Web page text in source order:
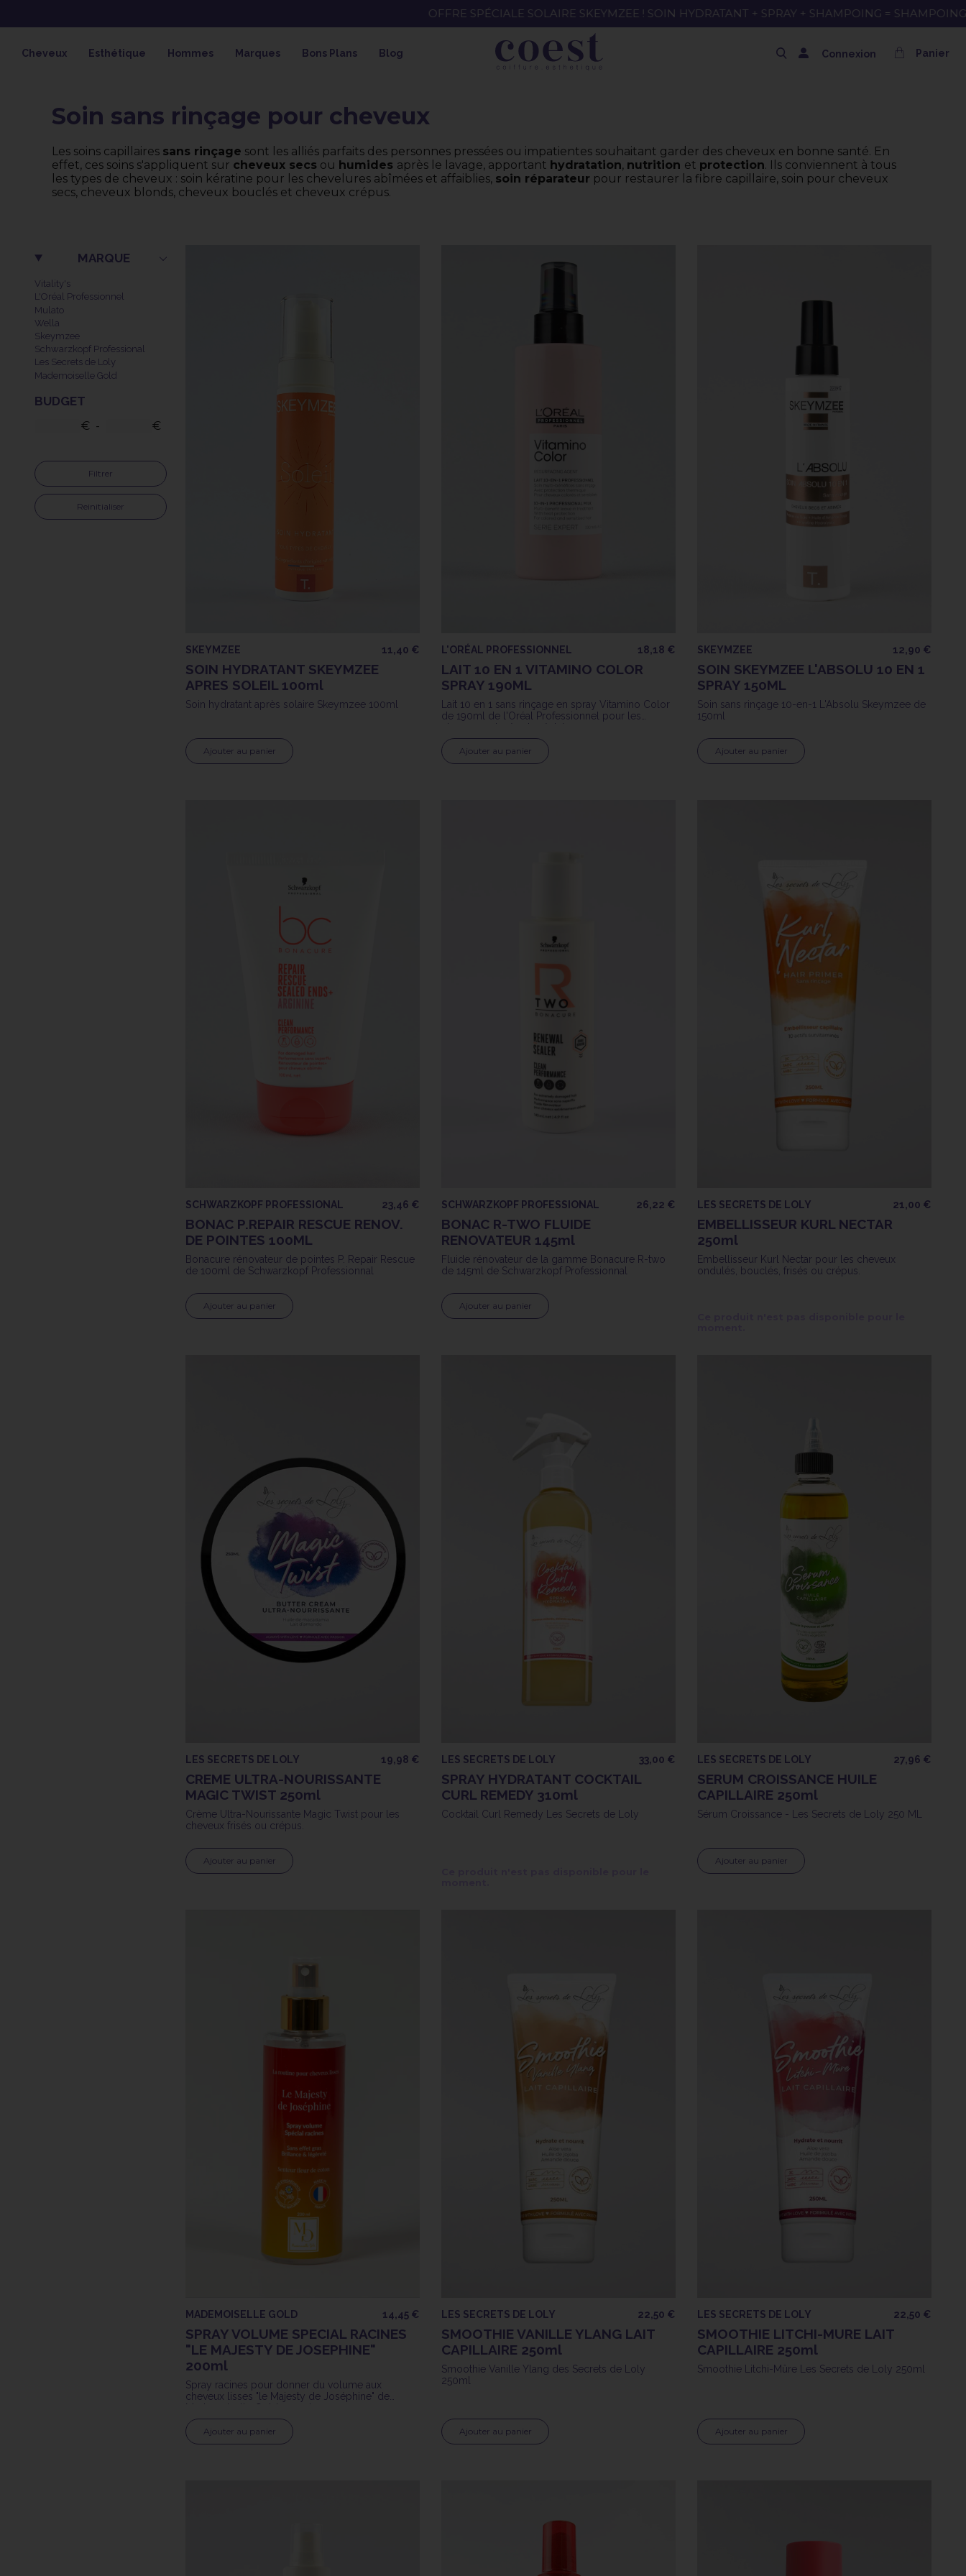
OFFRE SPÉCIALE SOLAIRE SKEYMZEE ! SOIN HYDRATANT + SPRAY + SHAMPOING = SHAMPOING OFFERT AVEC LE CODE SOLAIRE
Cheveux Esthétique Hommes Marques Bons Plans Blog Connexion Panier
Soin sans rinçage pour cheveux
Les soins capillaires sans rinçage sont les alliés parfaits des personnes pressées ou impatientes souhaitant garder des cheveux en bonne santé. En
effet, ces soins s'appliquent sur cheveux secs ou humides après le lavage, apportant hydratation, nutrition et protection. Ils conviennent à tous
les types de cheveux : soin kératine pour les chevelures abîmées et affaiblies, soin réparateur pour restaurer la fibre capillaire, soin pour cheveux
secs, cheveux blonds, cheveux bouclés et cheveux crépus.
MARQUE
Vitality's
L'Oréal Professionnel
Mulato
Wella
Skeymzee
Schwarzkopf Professional
Les Secrets de Loly
Mademoiselle Gold
BUDGET
€ - €
Filtrer
Reinitialiser
SKEYMZEE 11,40 €
SOIN HYDRATANT SKEYMZEE
APRES SOLEIL 100ml
Soin hydratant après solaire Skeymzee 100ml
Ajouter au panier
L'ORÉAL PROFESSIONNEL 18,18 €
LAIT 10 EN 1 VITAMINO COLOR
SPRAY 190ML
Lait 10 en 1 sans rinçage en spray Vitamino Color
de 190ml de l'Oréal Professionnel pour les
cheveux colorés et méchés
Ajouter au panier
SKEYMZEE 12,90 €
SOIN SKEYMZEE L'ABSOLU 10 EN 1
SPRAY 150ML
Soin sans rinçage 10-en-1 L'Absolu Skeymzee de
150ml
Ajouter au panier
SCHWARZKOPF PROFESSIONAL 23,46 €
BONAC P.REPAIR RESCUE RENOV.
DE POINTES 100ML
Bonacure rénovateur de pointes P. Repair Rescue
de 100ml de Schwarzkopf Professionnal
Ajouter au panier
SCHWARZKOPF PROFESSIONAL 26,22 €
BONAC R-TWO FLUIDE
RENOVATEUR 145ml
Fluide rénovateur de la gamme Bonacure R-two
de 145ml de Schwarzkopf Professionnal
Ajouter au panier
LES SECRETS DE LOLY 21,00 €
EMBELLISSEUR KURL NECTAR
250ml
Embellisseur Kurl Nectar pour les cheveux
ondulés, bouclés, frisés ou crépus.
LES SECRETS DE LOLY 19,98 €
CREME ULTRA-NOURISSANTE
MAGIC TWIST 250ml
Crème Ultra-Nourissante Magic Twist pour les
cheveux frisés ou crépus.
Ajouter au panier
LES SECRETS DE LOLY 33,00 €
SPRAY HYDRATANT COCKTAIL
CURL REMEDY 310ml
Cocktail Curl Remedy Les Secrets de Loly
LES SECRETS DE LOLY 27,96 €
SERUM CROISSANCE HUILE
CAPILLAIRE 250ml
Sérum Croissance - Les Secrets de Loly 250 ML
Ajouter au panier
MADEMOISELLE GOLD 14,45 €
SPRAY VOLUME SPECIAL RACINES
"LE MAJESTY DE JOSEPHINE"
200ml
Spray racines pour donner du volume aux
cheveux lisses "le Majesty de Joséphine" de
Mademoiselle Gold 200ml
Ajouter au panier
LES SECRETS DE LOLY 22,50 €
SMOOTHIE VANILLE YLANG LAIT
CAPILLAIRE 250ml
Smoothie Vanille Ylang des Secrets de Loly
250ml
Ajouter au panier
LES SECRETS DE LOLY 22,50 €
SMOOTHIE LITCHI-MURE LAIT
CAPILLAIRE 250ml
Smoothie Litchi-Mûre Les Secrets de Loly 250ml
Ajouter au panier